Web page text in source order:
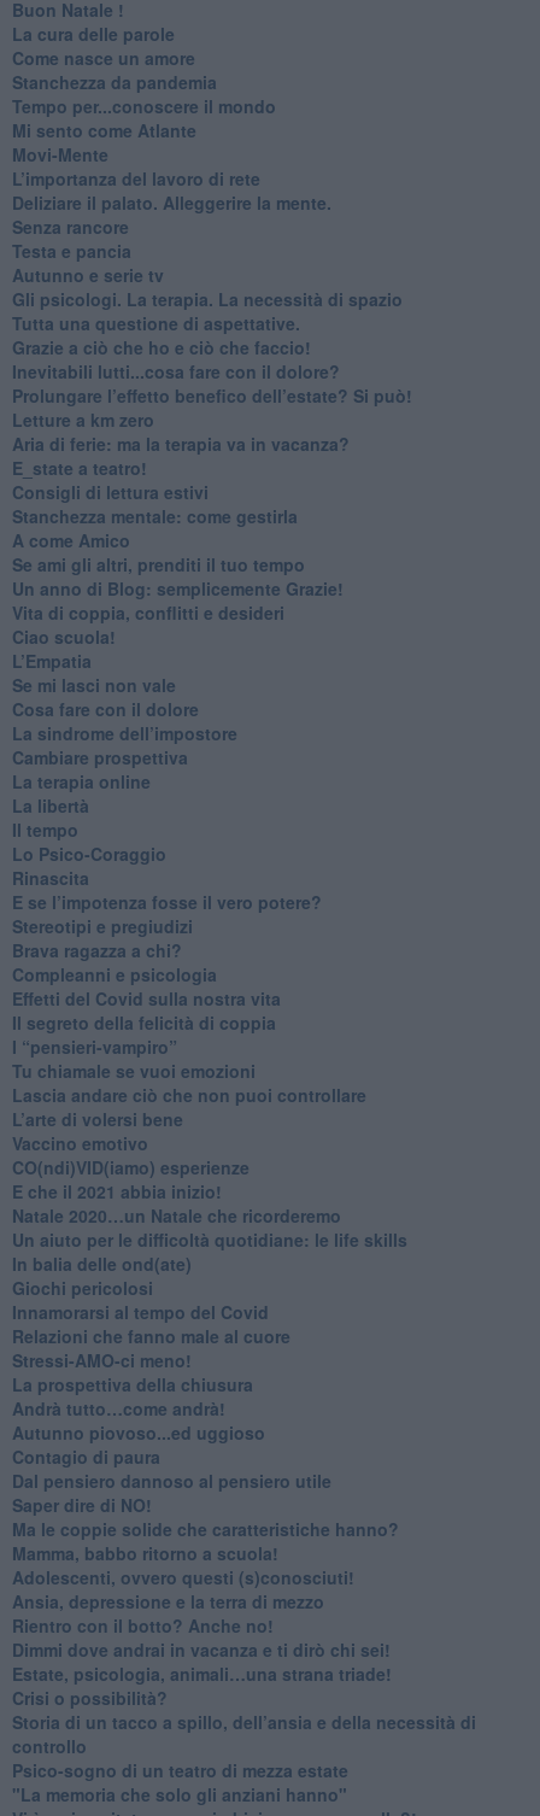
Buon Natale !
​La cura delle parole
​Come nasce un amore
Stanchezza da pandemia
​Tempo per...conoscere il mondo
​Mi sento come Atlante
​Movi-Mente
​L’importanza del lavoro di rete
​Deliziare il palato. Alleggerire la mente.
​Senza rancore
​Testa e pancia
​Autunno e serie tv
​Gli psicologi. La terapia. La necessità di spazio
​Tutta una questione di aspettative.
​Grazie a ciò che ho e ciò che faccio!
​Inevitabili lutti...cosa fare con il dolore?
Prolungare l’effetto benefico dell’estate? Si può!
​Letture a km zero
​Aria di ferie: ma la terapia va in vacanza?
​E_state a teatro!
​Consigli di lettura estivi
​Stanchezza mentale: come gestirla
​A come Amico
​Se ami gli altri, prenditi il tuo tempo
​Un anno di Blog: semplicemente Grazie!
​Vita di coppia, conflitti e desideri
​Ciao scuola!
​L’Empatia
​Se mi lasci non vale
Cosa fare con il dolore
​La sindrome dell’impostore
​Cambiare prospettiva
La terapia online
La libertà
​Il tempo
​Lo Psico-Coraggio
Rinascita
​E se l’impotenza fosse il vero potere?
Stereotipi e pregiudizi
​Brava ragazza a chi?
​Compleanni e psicologia
Effetti del Covid sulla nostra vita
Il segreto della felicità di coppia
​I “pensieri-vampiro”
​Tu chiamale se vuoi emozioni
​Lascia andare ciò che non puoi controllare
L’arte di volersi bene
​Vaccino emotivo
CO(ndi)VID(iamo) esperienze
​E che il 2021 abbia inizio!
​Natale 2020…un Natale che ricorderemo
Un aiuto per le difficoltà quotidiane: le life skills
​In balia delle ond(ate)
Giochi pericolosi
Innamorarsi al tempo del Covid
​Relazioni che fanno male al cuore
​Stressi-AMO-ci meno!
​La prospettiva della chiusura
​Andrà tutto…come andrà!
Autunno piovoso...ed uggioso
​Contagio di paura
​Dal pensiero dannoso al pensiero utile
​Saper dire di NO!
​Ma le coppie solide che caratteristiche hanno?
​Mamma, babbo ritorno a scuola!
Adolescenti, ovvero questi (s)conosciuti!
Ansia, depressione e la terra di mezzo
​Rientro con il botto? Anche no!
Dimmi dove andrai in vacanza e ti dirò chi sei!
​Estate, psicologia, animali…una strana triade!
​Crisi o possibilità?
​Storia di un tacco a spillo, dell’ansia e della necessità di
controllo
​Psico-sogno di un teatro di mezza estate
"La memoria che solo gli anziani hanno"